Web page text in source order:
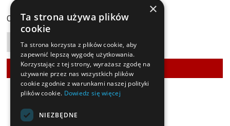
Cena: 119,90 zł ×
Ta strona używa plików
cookie
Ta strona korzysta z plików cookie, aby
zapewnić lepszą wygodę użytkowania.
Korzystając z tej strony, wyrażasz zgodę na
używanie przez nas wszystkich plików
cookie zgodnie z warunkami naszej polityki
plików cookie. Dowiedz się więcej
NIEZBĘDNE